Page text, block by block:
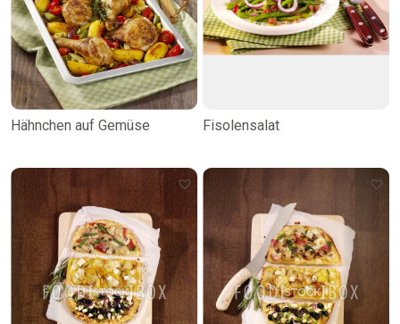
Hähnchen auf Gemüse Fisolensalat